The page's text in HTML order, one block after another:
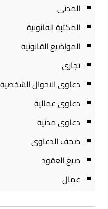
المدنى
المكتبة القانونية
المواضيع القانونية
تجارى
دعاوى الاحوال الشخصية
دعاوى عمالية
دعاوى مدنية
صحف الدعاوى
صيغ العقود
عمال